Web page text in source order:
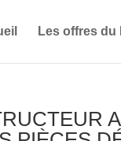
Les offres du